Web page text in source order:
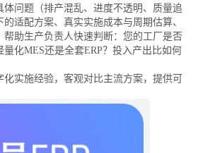
问题（排产混乱、进度不透明、质量追
适配方案、真实实施成本与周期估算、
帮助生产负责人快速判断：您的工厂是否
化MES还是全套ERP？投入产出比如何
实施经验，客观对比主流方案，提供可